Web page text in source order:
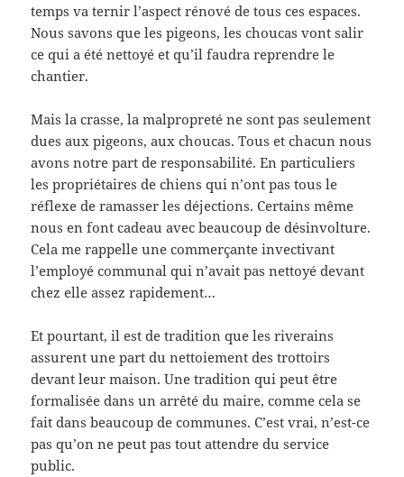
temps va ternir l’aspect rénové de tous ces espaces.
Nous savons que les pigeons, les choucas vont salir
ce qui a été nettoyé et qu’il faudra reprendre le
chantier.
Mais la crasse, la malpropreté ne sont pas seulement
dues aux pigeons, aux choucas. Tous et chacun nous
avons notre part de responsabilité. En particuliers
les propriétaires de chiens qui n’ont pas tous le
réflexe de ramasser les déjections. Certains même
nous en font cadeau avec beaucoup de désinvolture.
Cela me rappelle une commerçante invectivant
l’employé communal qui n’avait pas nettoyé devant
chez elle assez rapidement…
Et pourtant, il est de tradition que les riverains
assurent une part du nettoiement des trottoirs
devant leur maison. Une tradition qui peut être
formalisée dans un arrêté du maire, comme cela se
fait dans beaucoup de communes. C’est vrai, n’est-ce
pas qu’on ne peut pas tout attendre du service
public.